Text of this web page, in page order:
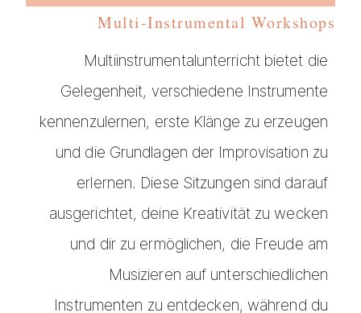
Multi-Instrumental Workshops
Multiinstrumentalunterricht bietet die
Gelegenheit, verschiedene Instrumente
kennenzulernen, erste Klänge zu erzeugen
und die Grundlagen der Improvisation zu
erlernen. Diese Sitzungen sind darauf
ausgerichtet, deine Kreativität zu wecken
und dir zu ermöglichen, die Freude am
Musizieren auf unterschiedlichen
Instrumenten zu entdecken, während du